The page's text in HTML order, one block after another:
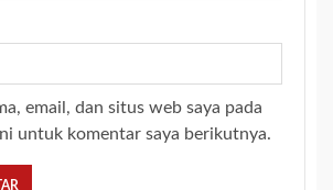
email, dan situs web saya pada
untuk komentar saya berikutnya.